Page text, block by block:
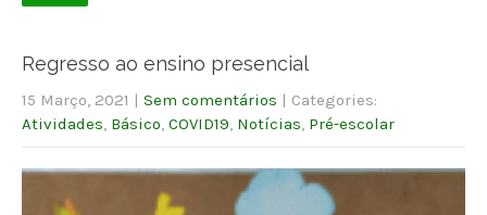
Regresso ao ensino presencial
15 Março, 2021 | Sem comentários | Categories:
Atividades Básico COVID19 Notícias Pré-escolar